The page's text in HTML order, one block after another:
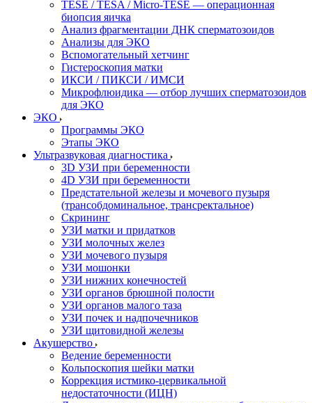
TESE / TESA / Micro-TESE — операционная
биопсия яичка
Анализ фрагментации ДНК сперматозоидов
Анализы для ЭКО
Вспомогательный хетчинг
Гистероскопия матки
ИКСИ / ПИКСИ / ИМСИ
Микрофлюидика — отбор лучших сперматозоидов
для ЭКО
ЭКО
Программы ЭКО
Этапы ЭКО
Ультразвуковая диагностика
3D УЗИ при беременности
4D УЗИ при беременности
Предстательной железы и мочевого пузыря
(трансобдоминальное, трансректальное)
Скрининг
УЗИ матки и придатков
УЗИ молочных желез
УЗИ мочевого пузыря
УЗИ мошонки
УЗИ нижних конечностей
УЗИ органов брюшной полости
УЗИ органов малого таза
УЗИ почек и надпочечников
УЗИ щитовидной железы
Акушерство
Ведение беременности
Кольпоскопия шейки матки
Коррекция истмико-цервикальной
недостаточности (ИЦН)